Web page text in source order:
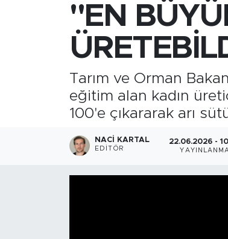
"EN
Tarım ve Orman
eğitim alan kadın
100'e çıkararak arı
NACI KARTAL
EDITÖR
22.06.2026 -
YAYINLANMA
Yerel Haber
Öncü TV İzle
Düzce Trafik Yoğunluk Haritası
Tüm Manşetler
Haber Arşivi